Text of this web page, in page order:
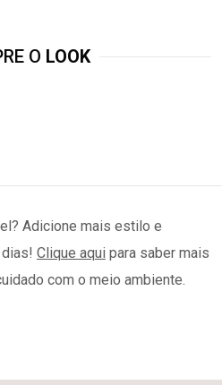
O LOOK
Adicione mais estilo e
Clique aqui para saber mais
com o meio ambiente.